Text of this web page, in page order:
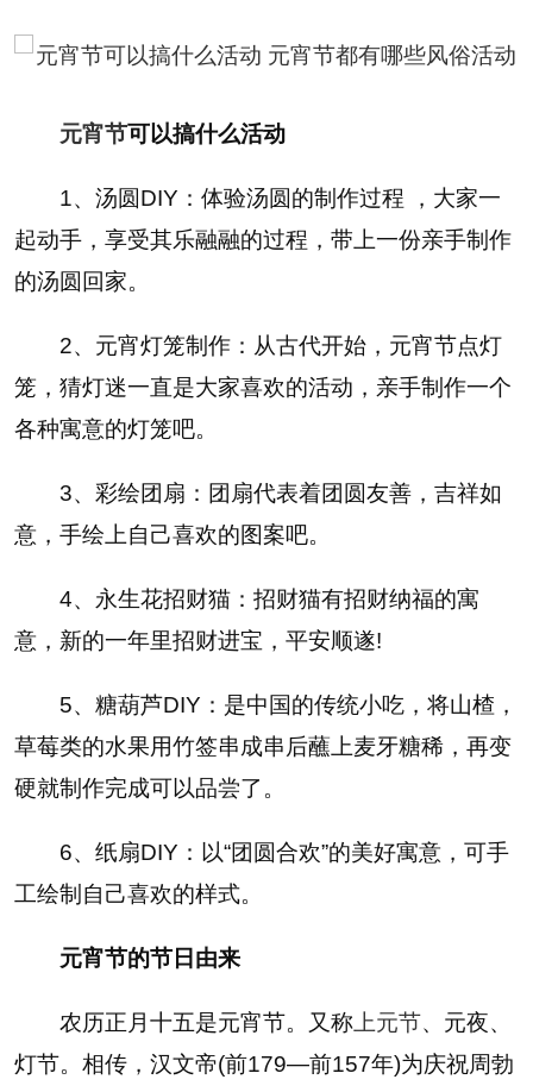
元宵节可以搞什么活动
1、汤圆DIY：体验汤圆的制作过程 ，大家一
起动手，享受其乐融融的过程，带上一份亲手制作
的汤圆回家。
2、元宵灯笼制作：从古代开始，元宵节点灯
笼，猜灯迷一直是大家喜欢的活动，亲手制作一个
各种寓意的灯笼吧。
3、彩绘团扇：团扇代表着团圆友善，吉祥如
意，手绘上自己喜欢的图案吧。
4、永生花招财猫：招财猫有招财纳福的寓
意，新的一年里招财进宝，平安顺遂!
5、糖葫芦DIY：是中国的传统小吃，将山楂，
草莓类的水果用竹签串成串后蘸上麦牙糖稀，再变
硬就制作完成可以品尝了。
6、纸扇DIY：以“团圆合欢”的美好寓意，可手
工绘制自己喜欢的样式。
元宵节的节日由来
农历正月十五是元宵节。又称上元节、元夜、
灯节。相传，汉文帝(前179—前157年)为庆祝周勃